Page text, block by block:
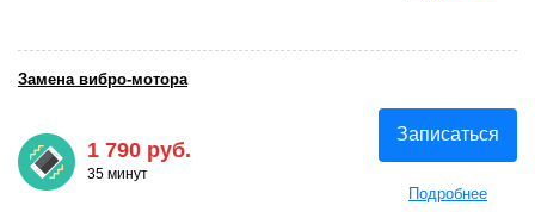
1 790 руб.
35 минут
Записаться
Подробнее
Замена вибро-мотора